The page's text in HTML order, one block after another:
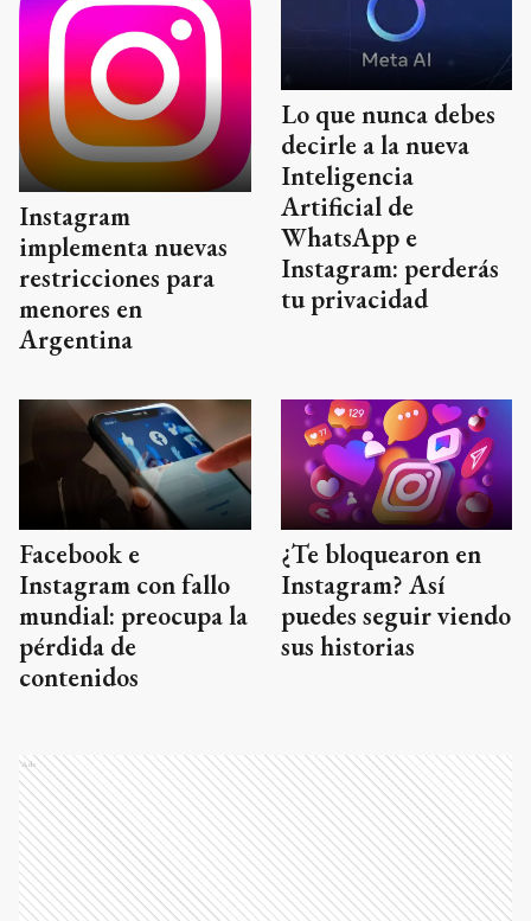
Instagram
implementa nuevas
restricciones para
menores en
Argentina
Lo que nunca debes
decirle a la nueva
Inteligencia
Artificial de
WhatsApp e
Instagram: perderás
tu privacidad
Facebook e
Instagram con fallo
mundial: preocupa la
pérdida de
contenidos
¿Te bloquearon en
Instagram? Así
puedes seguir viendo
sus historias
Ads